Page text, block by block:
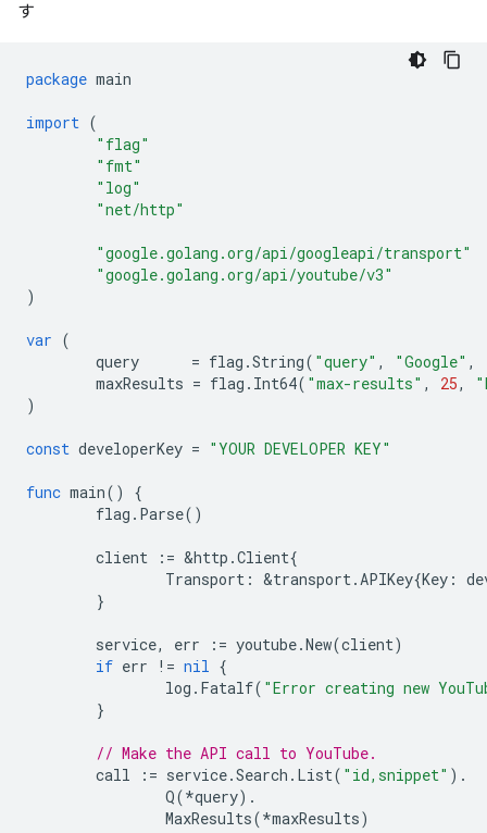
す
package main
import (
"flag"
"fmt"
"log"
"net/http"
"google.golang.org/api/googleapi/transport"
"google.golang.org/api/youtube/v3"
)
var (
query
= flag .String( "query" , "Google" ,
maxResults = flag . Int64( "max-results" , 25,
)
const developerKey = "YOUR DEVELOPER KEY"
func main()
{
flag . Parse()
client := &http .Client{
Transport : &transport.APIKey{Key :
}
service, err := youtube.New(client)
if err != nil {
log . Fatalf( "Error creating new
}
// Make the API call to YouTube.
call
:= service.Search . List( "id,snippet" ).
Q(*query).
MaxResults(*maxResults)